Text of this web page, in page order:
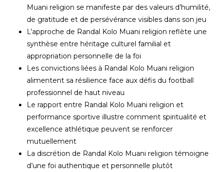
Muani religion se manifeste par des valeurs d’humilité,
de gratitude et de persévérance visibles dans son jeu
L’approche de Randal Kolo Muani religion reflète une
synthèse entre héritage culturel familial et
appropriation personnelle de la foi
Les convictions liées à Randal Kolo Muani religion
alimentent sa résilience face aux défis du football
professionnel de haut niveau
Le rapport entre Randal Kolo Muani religion et
performance sportive illustre comment spiritualité et
excellence athlétique peuvent se renforcer
mutuellement
La discrétion de Randal Kolo Muani religion témoigne
d’une foi authentique et personnelle plutôt